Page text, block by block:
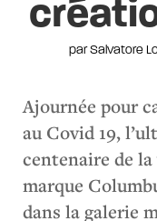
parSalvatore
Ajournée pour
au Covid 19,
centenaire de
marque
dans la galerie